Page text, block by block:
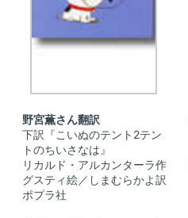
野宮薫さん翻訳
下訳『こいぬのテント2テン
トのちいさなは』
リカルド・アルカンターラ作
グスティ絵／しまむらかよ訳
ポプラ社